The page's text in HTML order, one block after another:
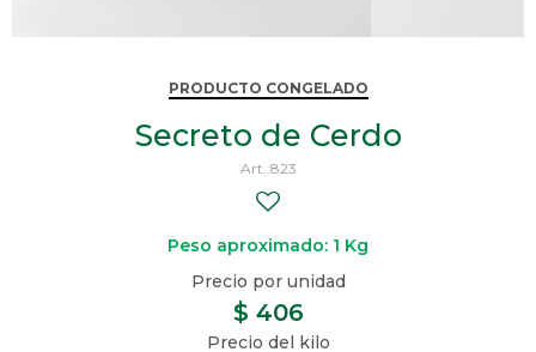
PRODUCTO CONGELADO
Secreto de Cerdo
823
Peso aproximado: 1 Kg
$ 406